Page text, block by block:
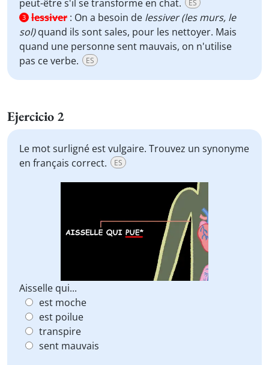
peut-être s'il se transforme en chat. ES
3 lessiver : On a besoin de lessiver (les murs, le
sol)quand ils sont sales, pour les nettoyer. Mais
quand une personne sent mauvais, on n'utilise
pas ce verbe.
ES
Ejercicio 2
Le mot surligné est vulgaire. Trouvez un synonyme
en français correct.
ES
Aisselle qui...
est moche
est poilue
transpire
sent mauvais